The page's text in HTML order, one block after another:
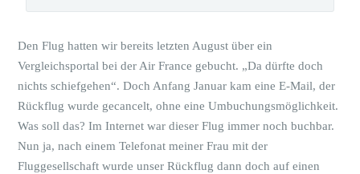
Den Flug hatten wir bereits letzten August über ein
Vergleichsportal bei der Air France gebucht. „Da dürfte doch
nichts schiefgehen“. Doch Anfang Januar kam eine E-Mail, der
Rückflug wurde gecancelt, ohne eine Umbuchungsmöglichkeit.
Was soll das? Im Internet war dieser Flug immer noch buchbar.
Nun ja, nach einem Telefonat meiner Frau mit der
Fluggesellschaft wurde unser Rückflug dann doch auf einen